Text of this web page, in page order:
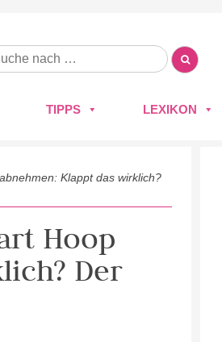
TIPPS LEXIKON
Klappt das wirklich?
Hoop
Der